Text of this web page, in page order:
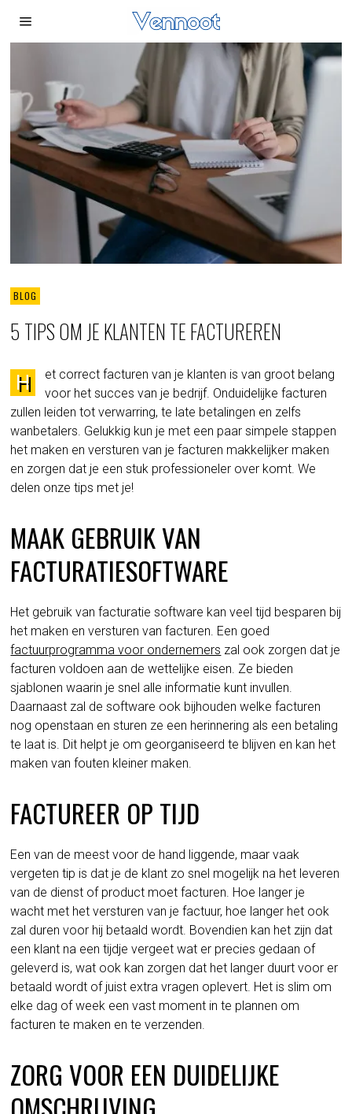
BLOG
5 TIPS OM JE KLANTEN TE FACTUREREN
H
et correct facturen van je klanten is van groot belang
voor het succes van je bedrijf. Onduidelijke facturen
zullen leiden tot verwarring, te late betalingen en zelfs
wanbetalers. Gelukkig kun je met een paar simpele stappen
het maken en versturen van je facturen makkelijker maken
en zorgen dat je een stuk professioneler over komt. We
delen onze tips met je!
MAAK GEBRUIK VAN
FACTURATIESOFTWARE
Het gebruik van facturatie software kan veel tijd besparen bij
het maken en versturen van facturen. Een goed
factuurprogramma voor ondernemers zal ook zorgen dat je
facturen voldoen aan de wettelijke eisen. Ze bieden
sjablonen waarin je snel alle informatie kunt invullen.
Daarnaast zal de software ook bijhouden welke facturen
nog openstaan en sturen ze een herinnering als een betaling
te laat is. Dit helpt je om georganiseerd te blijven en kan het
maken van fouten kleiner maken.
FACTUREER OP TIJD
Een van de meest voor de hand liggende, maar vaak
vergeten tip is dat je de klant zo snel mogelijk na het leveren
van de dienst of product moet facturen. Hoe langer je
wacht met het versturen van je factuur, hoe langer het ook
zal duren voor hij betaald wordt. Bovendien kan het zijn dat
een klant na een tijdje vergeet wat er precies gedaan of
geleverd is, wat ook kan zorgen dat het langer duurt voor er
betaald wordt of juist extra vragen oplevert. Het is slim om
elke dag of week een vast moment in te plannen om
facturen te maken en te verzenden.
ZORG VOOR EEN DUIDELIJKE